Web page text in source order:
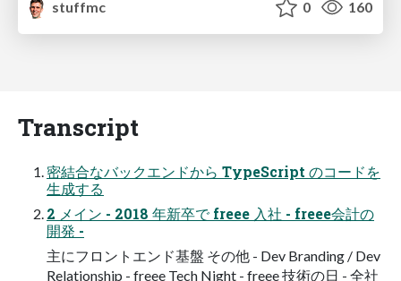
stuffmc
0 160
Transcript
密結合なバックエンドから TypeScript のコードを
生成する
2 メイン - 2018 年新卒で freee 入社 - freee会計の
開発 -
主にフロントエンド基盤 その他 - Dev Branding / Dev
Relationship - freee Tech Night - freee 技術の日 - 全社